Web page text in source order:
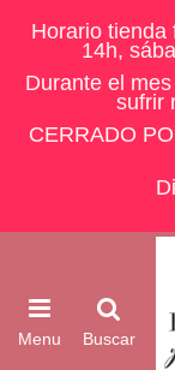
Horario tienda
14h,
Durante el
sufrir
CERRADO
Menu Buscar